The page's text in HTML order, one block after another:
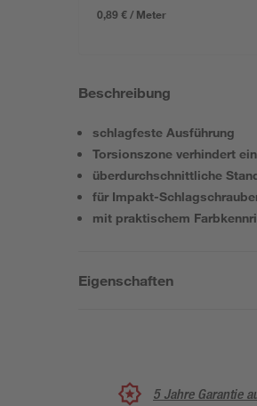
0,89 € / Meter
Beschreibung
schlagfeste Ausführung
Torsionszone verhindert
überdurchschnittliche
für Impakt-
mit praktischem
Eigenschaften
5 Jahre Garantie